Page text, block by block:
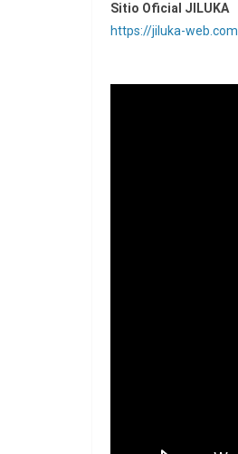
Sitio Oficial JILUKA
https://jiluka-web.com